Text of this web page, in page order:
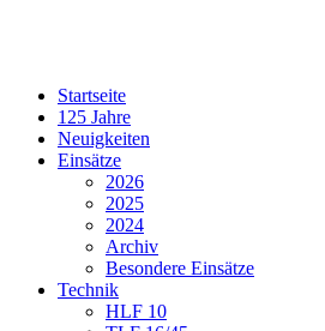
Startseite
125 Jahre
Neuigkeiten
Einsätze
2026
2025
2024
Archiv
Besondere Einsätze
Technik
HLF 10